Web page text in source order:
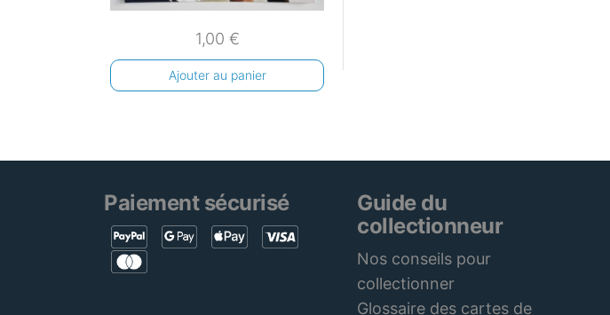
1,00 €
Ajouter au panier
Paiement sécurisé
Guide du
collectionneur
Nos conseils pour
collectionner
Glossaire des cartes de